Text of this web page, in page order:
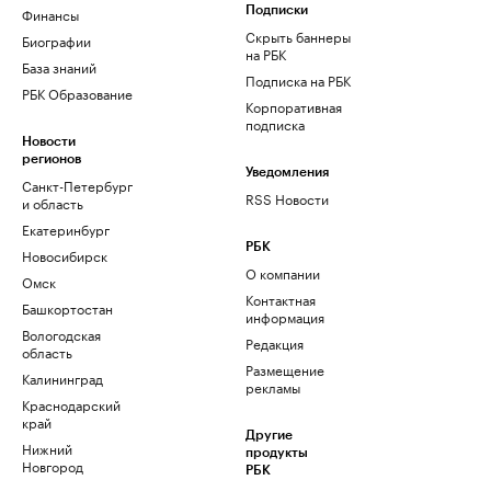
Финансы
Биографии
База знаний
РБК Образование
Новости
регионов
Санкт-Петербург
и область
Екатеринбург
Новосибирск
Омск
Башкортостан
Вологодская
область
Калининград
Краснодарский
край
Нижний
Новгород
Подписки
Скрыть баннеры
на РБК
Подписка на РБК
Корпоративная
подписка
Уведомления
RSS Новости
РБК
О компании
Контактная
информация
Редакция
Размещение
рекламы
Другие
продукты
РБК